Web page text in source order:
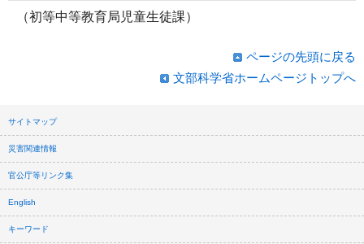
（初等中等教育局児童生徒課）
ページの先頭に戻る
文部科学省ホームページトップへ
サイトマップ
災害関連情報
官公庁等リンク集
English
キーワード